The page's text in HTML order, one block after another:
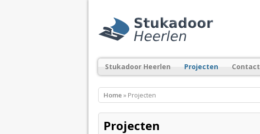
Stukadoor Heerlen Projecten Contact
Home » Projecten
Projecten